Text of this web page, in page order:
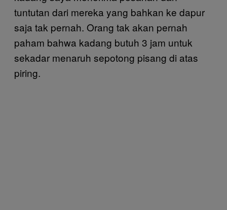
tuntutan dari mereka yang bahkan ke dapur
saja tak pernah. Orang tak akan pernah
paham bahwa kadang butuh 3 jam untuk
sekadar menaruh sepotong pisang di atas
piring.